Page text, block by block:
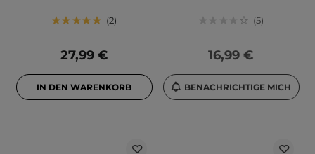
2
27,99 €
IN DEN WARENKORB
5
16,99 €
BENACHRICHTIGE MICH